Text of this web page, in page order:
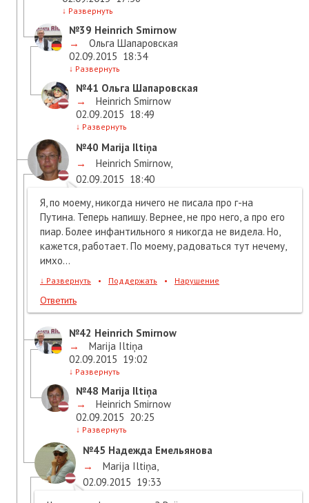
↓ Развернуть
№39 Heinrich Smirnow
→
Ольга Шапаровская
02.09.2015 18:34
↓ Развернуть
№41 Ольга Шапаровская
→
Heinrich Smirnow
02.09.2015 18:49
↓ Развернуть
№40 Marija Iltiņa
→
Heinrich Smirnow,
02.09.2015 18:40
Я, по моему, никогда ничего не писала про г-на
Путина. Теперь напишу. Вернее, не про него, а про его
пиар. Более инфантильного я никогда не видела. Но,
кажется, работает. По моему, радоваться тут нечему,
имхо...
↓ Развернуть • Поддержать • Нарушение
Ответить
№42 Heinrich Smirnow
→
Marija Iltiņa
02.09.2015 19:02
↓ Развернуть
№48 Marija Iltiņa
→
Heinrich Smirnow
02.09.2015 20:25
↓ Развернуть
№45 Надежда Емельянова
→
Marija Iltiņa
02.09.2015 19:33